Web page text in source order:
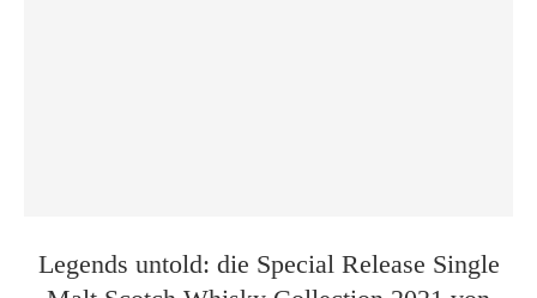
Legends untold: die Special Release Single